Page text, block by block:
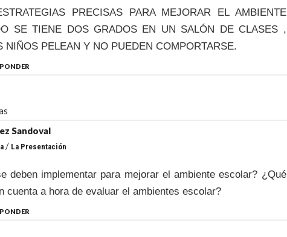
PRECISAS PARA MEJORAR EL AMBIENTE
SE TIENE DOS GRADOS EN UN SALÓN DE CLASES ,
NIÑOS PELEAN Y NO PUEDEN COMPORTARSE.
Sandoval
/ La Presentación
deben implementar para mejorar el ambiente escolar? ¿Qué
cuenta a hora de evaluar el ambientes escolar?